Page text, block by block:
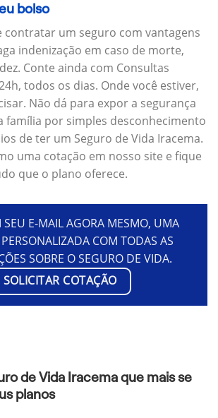
bolso
contratar um seguro com vantagens
indenização em caso de morte,
Conte ainda com Consultas
todos os dias. Onde você estiver,
Não dá para expor a segurança
família por simples desconhecimento
de ter um Seguro de Vida Iracema.
uma cotação em nosso site e fique
que o plano oferece.
SEU E-MAIL AGORA MESMO, UMA
COM TODAS AS
SOBRE O SEGURO DE VIDA.
SOLICITAR COTAÇÃO
de Vida Iracema que mais se
planos